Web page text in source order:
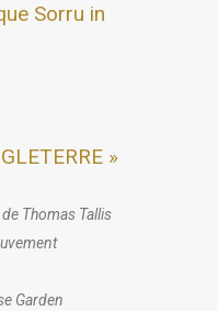
Sorru in
»
Thomas Tallis
Garden